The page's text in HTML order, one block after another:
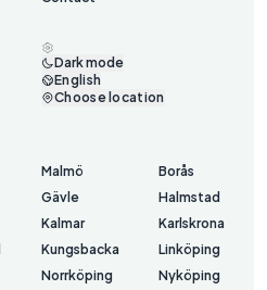
Dark mode
English
Choose location
Malmö
Borås
Gävle
Halmstad
Kalmar
Karlskrona
Kungsbacka
Linköping
Norrköping
Nyköping